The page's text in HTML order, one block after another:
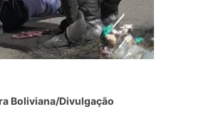
Boliviana/Divulgação